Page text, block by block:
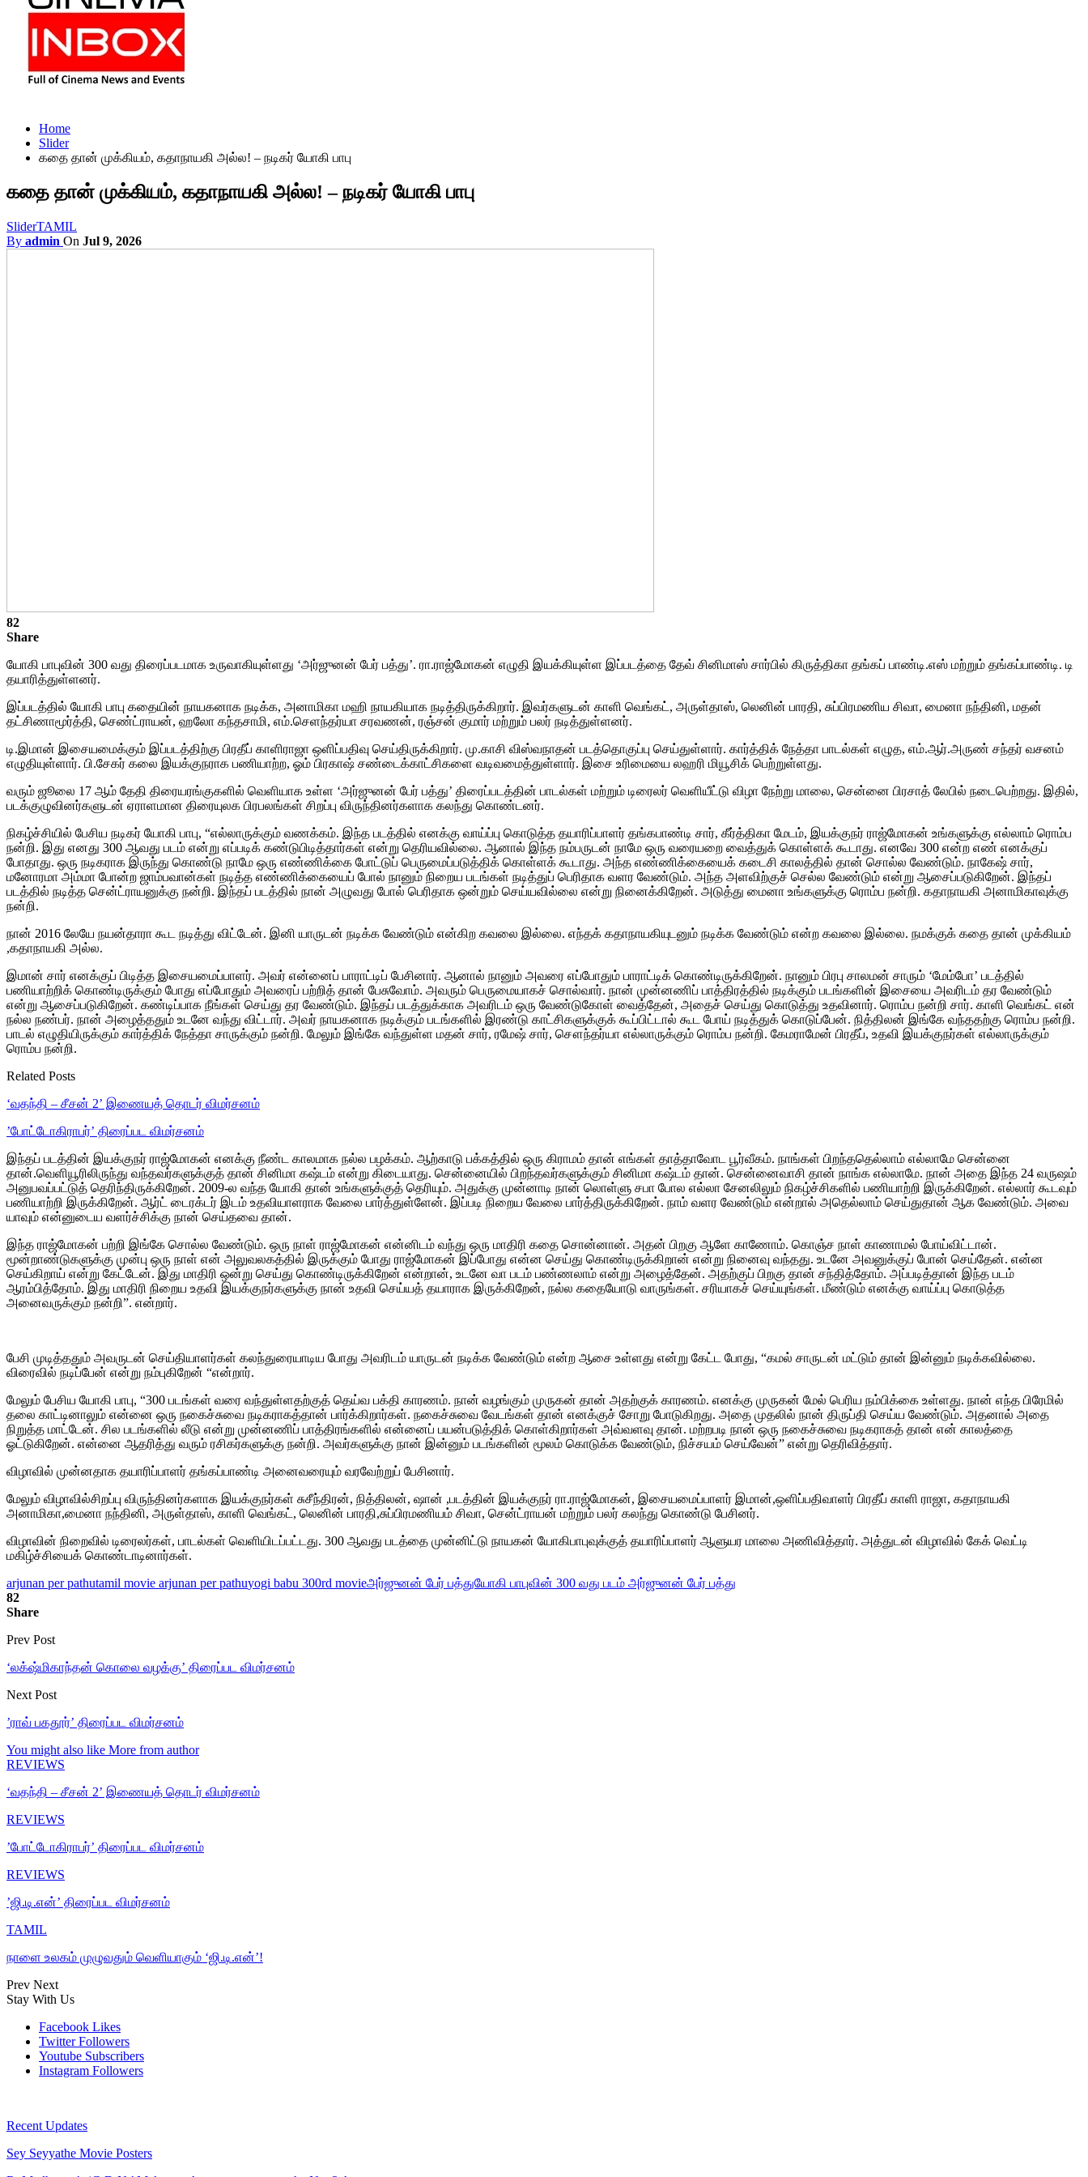
Home
Slider
கதை தான் முக்கியம், கதாநாயகி அல்ல! – நடிகர் யோகி பாபு
கதை தான் முக்கியம், கதாநாயகி அல்ல! – நடிகர் யோகி பாபு
SliderTAMIL
By admin On Jul 9, 2026
82
Share
யோகி பாபுவின் 300 வது திரைப்படமாக உருவாகியுள்ளது ‘அர்ஜுனன் பேர் பத்து’. ரா.ராஜ்மோகன் எழுதி இயக்கியுள்ள இப்படத்தை தேவ் சினிமாஸ் சார்பில் கிருத்திகா தங்கப் பாண்டி.எஸ் மற்றும் தங்கப்பாண்டி. டி
தயாரித்துள்ளனர்.
இப்படத்தில் யோகி பாபு கதையின் நாயகனாக நடிக்க, அனாமிகா மஹி நாயகியாக நடித்திருக்கிறார். இவர்களுடன் காளி வெங்கட், அருள்தாஸ், லெனின் பாரதி, சுப்பிரமணிய சிவா, மைனா நந்தினி, மதன்
தட்சிணாமூர்த்தி, செண்ட்ராயன், ஹலோ கந்தசாமி, எம்.செளந்தர்யா சரவணன், ரஞ்சன் குமார் மற்றும் பலர் நடித்துள்ளனர்.
டி.இமான் இசையமைக்கும் இப்படத்திற்கு பிரதீப் காளிராஜா ஒளிப்பதிவு செய்திருக்கிறார். மு.காசி விஸ்வநாதன் படத்தொகுப்பு செய்துள்ளார். கார்த்திக் நேத்தா பாடல்கள் எழுத, எம்.ஆர்.அருண் சந்தர் வசனம்
எழுதியுள்ளார். பி.சேகர் கலை இயக்குநராக பணியாற்ற, ஓம் பிரகாஷ் சண்டைக்காட்சிகளை வடிவமைத்துள்ளார். இசை உரிமையை லஹரி மியூசிக் பெற்றுள்ளது.
வரும் ஜூலை 17 ஆம் தேதி திரையரங்குகளில் வெளியாக உள்ள ‘அர்ஜுனன் பேர் பத்து’ திரைப்படத்தின் பாடல்கள் மற்றும் டிரைலர் வெளியீட்டு விழா நேற்று மாலை, சென்னை பிரசாத் லேபில் நடைபெற்றது. இதில்,
படக்குழுவினர்களுடன் ஏராளமான திரையுலக பிரபலங்கள் சிறப்பு விருந்தினர்களாக கலந்து கொண்டனர்.
நிகழ்ச்சியில் பேசிய நடிகர் யோகி பாபு, “எல்லாருக்கும் வணக்கம். இந்த படத்தில் எனக்கு வாய்ப்பு கொடுத்த தயாரிப்பாளர் தங்கபாண்டி சார், கீர்த்திகா மேடம், இயக்குநர் ராஜ்மோகன் உங்களுக்கு எல்லாம் ரொம்ப
நன்றி. இது எனது 300 ஆவது படம் என்று எப்படிக் கண்டுபிடித்தார்கள் என்று தெரியவில்லை. ஆனால் இந்த நம்பருடன் நாமே ஒரு வரையறை வைத்துக் கொள்ளக் கூடாது. எனவே 300 என்ற எண் எனக்குப்
போதாது. ஒரு நடிகராக இருந்து கொண்டு நாமே ஒரு எண்ணிக்கை போட்டுப் பெருமைப்படுத்திக் கொள்ளக் கூடாது. அந்த எண்ணிக்கையைக் கடைசி காலத்தில் தான் சொல்ல வேண்டும். நாகேஷ் சார்,
மனோரமா அம்மா போன்ற ஜாம்பவான்கள் நடித்த எண்ணிக்கையைப் போல் நானும் நிறைய படங்கள் நடித்துப் பெரிதாக வளர வேண்டும். அந்த அளவிற்குச் செல்ல வேண்டும் என்று ஆசைப்படுகிறேன். இந்தப்
படத்தில் நடித்த சென்ட்ராயனுக்கு நன்றி. இந்தப் படத்தில் நான் அழுவது போல் பெரிதாக ஒன்றும் செய்யவில்லை என்று நினைக்கிறேன். அடுத்து மைனா உங்களுக்கு ரொம்ப நன்றி. கதாநாயகி அனாமிகாவுக்கு
நன்றி.
நான் 2016 லேயே நயன்தாரா கூட நடித்து விட்டேன். இனி யாருடன் நடிக்க வேண்டும் என்கிற கவலை இல்லை. எந்தக் கதாநாயகியுடனும் நடிக்க வேண்டும் என்ற கவலை இல்லை. நமக்குக் கதை தான் முக்கியம்
,கதாநாயகி அல்ல.
இமான் சார் எனக்குப் பிடித்த இசையமைப்பாளர். அவர் என்னைப் பாராட்டிப் பேசினார். ஆனால் நானும் அவரை எப்போதும் பாராட்டிக் கொண்டிருக்கிறேன். நானும் பிரபு சாலமன் சாரும் ‘மேம்போ’ படத்தில்
பணியாற்றிக் கொண்டிருக்கும் போது எப்போதும் அவரைப் பற்றித் தான் பேசுவோம். அவரும் பெருமையாகச் சொல்வார். நான் முன்னணிப் பாத்திரத்தில் நடிக்கும் படங்களின் இசையை அவரிடம் தர வேண்டும்
என்று ஆசைப்படுகிறேன். கண்டிப்பாக நீங்கள் செய்து தர வேண்டும். இந்தப் படத்துக்காக அவரிடம் ஒரு வேண்டுகோள் வைத்தேன், அதைச் செய்து கொடுத்து உதவினார். ரொம்ப நன்றி சார். காளி வெங்கட் என்
நல்ல நண்பர். நான் அழைத்ததும் உடனே வந்து விட்டார். அவர் நாயகனாக நடிக்கும் படங்களில் இரண்டு காட்சிகளுக்குக் கூப்பிட்டால் கூட போய் நடித்துக் கொடுப்பேன். நித்திலன் இங்கே வந்ததற்கு ரொம்ப நன்றி.
பாடல் எழுதியிருக்கும் கார்த்திக் நேத்தா சாருக்கும் நன்றி. மேலும் இங்கே வந்துள்ள மதன் சார், ரமேஷ் சார், சௌந்தர்யா எல்லாருக்கும் ரொம்ப நன்றி. கேமராமேன் பிரதீப், உதவி இயக்குநர்கள் எல்லாருக்கும்
ரொம்ப நன்றி.
Related Posts
‘வதந்தி – சீசன் 2’ இணையத் தொடர் விமர்சனம்
’போட்டோகிராபர்’ திரைப்பட விமர்சனம்
இந்தப் படத்தின் இயக்குநர் ராஜ்மோகன் எனக்கு நீண்ட காலமாக நல்ல பழக்கம். ஆற்காடு பக்கத்தில் ஒரு கிராமம் தான் எங்கள் தாத்தாவோட பூர்வீகம். நாங்கள் பிறந்ததெல்லாம் எல்லாமே சென்னை
தான்.வெளியூரிலிருந்து வந்தவர்களுக்குத் தான் சினிமா கஷ்டம் என்று கிடையாது. சென்னையில் பிறந்தவர்களுக்கும் சினிமா கஷ்டம் தான். சென்னைவாசி தான் நாங்க எல்லாமே. நான் அதை இந்த 24 வருஷம்
அனுபவப்பட்டுத் தெரிந்திருக்கிறேன். 2009-ல வந்த யோகி தான் உங்களுக்குத் தெரியும். அதுக்கு முன்னாடி நான் லொள்ளு சபா போல எல்லா சேனலிலும் நிகழ்ச்சிகளில் பணியாற்றி இருக்கிறேன். எல்லார் கூடவும்
பணியாற்றி இருக்கிறேன். ஆர்ட் டைரக்டர் இடம் உதவியாளராக வேலை பார்த்துள்ளேன். இப்படி நிறைய வேலை பார்த்திருக்கிறேன். நாம் வளர வேண்டும் என்றால் அதெல்லாம் செய்துதான் ஆக வேண்டும். அவை
யாவும் என்னுடைய வளர்ச்சிக்கு நான் செய்தவை தான்.
இந்த ராஜ்மோகன் பற்றி இங்கே சொல்ல வேண்டும். ஒரு நாள் ராஜ்மோகன் என்னிடம் வந்து ஒரு மாதிரி கதை சொன்னான். அதன் பிறகு ஆளே காணோம். கொஞ்ச நாள் காணாமல் போய்விட்டான்.
மூன்றாண்டுகளுக்கு முன்பு ஒரு நாள் என் அலுவலகத்தில் இருக்கும் போது ராஜ்மோகன் இப்போது என்ன செய்து கொண்டிருக்கிறான் என்று நினைவு வந்தது. உடனே அவனுக்குப் போன் செய்தேன். என்ன
செய்கிறாய் என்று கேட்டேன். இது மாதிரி ஒன்று செய்து கொண்டிருக்கிறேன் என்றான், உடனே வா படம் பண்ணலாம் என்று அழைத்தேன். அதற்குப் பிறகு தான் சந்தித்தோம். அப்படித்தான் இந்த படம்
ஆரம்பித்தோம். இது மாதிரி நிறைய உதவி இயக்குநர்களுக்கு நான் உதவி செய்யத் தயாராக இருக்கிறேன், நல்ல கதையோடு வாருங்கள். சரியாகச் செய்யுங்கள். மீண்டும் எனக்கு வாய்ப்பு கொடுத்த
அனைவருக்கும் நன்றி”. என்றார்.
பேசி முடித்ததும் அவருடன் செய்தியாளர்கள் கலந்துரையாடிய போது அவரிடம் யாருடன் நடிக்க வேண்டும் என்ற ஆசை உள்ளது என்று கேட்ட போது, “கமல் சாருடன் மட்டும் தான் இன்னும் நடிக்கவில்லை.
விரைவில் நடிப்பேன் என்று நம்புகிறேன் “என்றார்.
மேலும் பேசிய யோகி பாபு, “300 படங்கள் வரை வந்துள்ளதற்குத் தெய்வ பக்தி காரணம். நான் வழங்கும் முருகன் தான் அதற்குக் காரணம். எனக்கு முருகன் மேல் பெரிய நம்பிக்கை உள்ளது. நான் எந்த பிரேமில்
தலை காட்டினாலும் என்னை ஒரு நகைச்சுவை நடிகராகத்தான் பார்க்கிறார்கள். நகைச்சுவை வேடங்கள் தான் எனக்குச் சோறு போடுகிறது. அதை முதலில் நான் திருப்தி செய்ய வேண்டும். அதனால் அதை
நிறுத்த மாட்டேன். சில படங்களில் லீடு என்று முன்னணிப் பாத்திரங்களில் என்னைப் பயன்படுத்திக் கொள்கிறார்கள் அவ்வளவு தான். மற்றபடி நான் ஒரு நகைச்சுவை நடிகராகத் தான் என் காலத்தை
ஓட்டுகிறேன். என்னை ஆதரித்து வரும் ரசிகர்களுக்கு நன்றி. அவர்களுக்கு நான் இன்னும் படங்களின் மூலம் கொடுக்க வேண்டும், நிச்சயம் செய்வேன்” என்று தெரிவித்தார்.
விழாவில் முன்னதாக தயாரிப்பாளர் தங்கப்பாண்டி அனைவரையும் வரவேற்றுப் பேசினார்.
மேலும் விழாவில்சிறப்பு விருந்தினர்களாக இயக்குநர்கள் சுசீந்திரன், நித்திலன், ஷான் ,படத்தின் இயக்குநர் ரா.ராஜ்மோகன், இசையமைப்பாளர் இமான்,ஒளிப்பதிவாளர் பிரதீப் காளி ராஜா, கதாநாயகி
அனாமிகா,மைனா நந்தினி, அருள்தாஸ், காளி வெங்கட், லெனின் பாரதி,சுப்பிரமணியம் சிவா, சென்ட்ராயன் மற்றும் பலர் கலந்து கொண்டு பேசினர்.
விழாவின் நிறைவில் டிரைலர்கள், பாடல்கள் வெளியிடப்பட்டது. 300 ஆவது படத்தை முன்னிட்டு நாயகன் யோகிபாபுவுக்குத் தயாரிப்பாளர் ஆளுயர மாலை அணிவித்தார். அத்துடன் விழாவில் கேக் வெட்டி
மகிழ்ச்சியைக் கொண்டாடினார்கள்.
arjunan per pathutamil movie arjunan per pathuyogi babu 300rd movieஅர்ஜுனன் பேர் பத்துயோகி பாபுவின் 300 வது படம் அர்ஜுனன் பேர் பத்து
82
Share
Prev Post
‘லக்‌ஷ்மிகாந்தன் கொலை வழக்கு’ திரைப்பட விமர்சனம்
Next Post
’ராவ் பகதூர்’ திரைப்பட விமர்சனம்
You might also like More from author
REVIEWS
‘வதந்தி – சீசன் 2’ இணையத் தொடர் விமர்சனம்
REVIEWS
’போட்டோகிராபர்’ திரைப்பட விமர்சனம்
REVIEWS
’ஜி.டி.என்’ திரைப்பட விமர்சனம்
TAMIL
நாளை உலகம் முழுவதும் வெளியாகும் ‘ஜி.டி.என்’!
Prev Next
Stay With Us
Facebook Likes
Twitter Followers
Youtube Subscribers
Instagram Followers
Recent Updates
Sey Seyyathe Movie Posters